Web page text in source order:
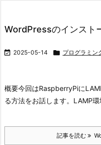
WordPressのインスト
 2025-05-14  プログラミン
概要今回はRaspberryPiに
る方法をお話します。 LAMP
記事を読む